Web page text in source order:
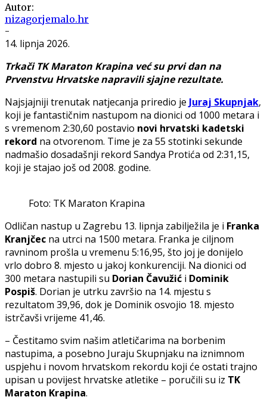
Autor:
nizagorjemalo.hr
-
14. lipnja 2026.
Trkači TK Maraton Krapina već su prvi dan na
Prvenstvu Hrvatske napravili sjajne rezultate.
Najsjajniji trenutak natjecanja priredio je Juraj Skupnjak,
koji je fantastičnim nastupom na dionici od 1000 metara i
s vremenom 2:30,60 postavio novi hrvatski kadetski
rekord na otvorenom. Time je za 55 stotinki sekunde
nadmašio dosadašnji rekord Sandya Protića od 2:31,15,
koji je stajao još od 2008. godine.
Foto: TK Maraton Krapina
Odličan nastup u Zagrebu 13. lipnja zabilježila je i Franka
Kranjčec na utrci na 1500 metara. Franka je ciljnom
ravninom prošla u vremenu 5:16,95, što joj je donijelo
vrlo dobro 8. mjesto u jakoj konkurenciji. Na dionici od
300 metara nastupili su Dorian Čavužić i Dominik
Pospiš. Dorian je utrku završio na 14. mjestu s
rezultatom 39,96, dok je Dominik osvojio 18. mjesto
istrčavši vrijeme 41,46.
– Čestitamo svim našim atletičarima na borbenim
nastupima, a posebno Juraju Skupnjaku na iznimnom
uspjehu i novom hrvatskom rekordu koji će ostati trajno
upisan u povijest hrvatske atletike – poručili su iz TK
Maraton Krapina.